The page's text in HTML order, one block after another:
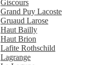
Giscours
Grand Puy Lacoste
Gruaud Larose
Haut Bailly
Haut Brion
Lafite Rothschild
Lagrange